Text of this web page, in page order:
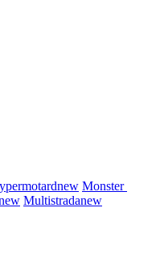
new Monster
Multistradanew